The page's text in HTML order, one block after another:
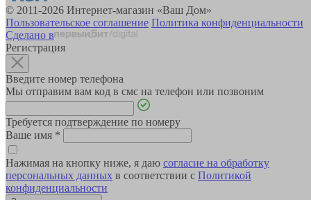
© 2011-2026 Интернет-магазин «Ваш Дом»
Пользовательское соглашение Политика конфиденциальности
Сделано в
Регистрация
Введите номер телефона
Мы отправим вам код в смс на телефон или позвоним
Требуется подтверждение по номеру
Ваше имя *
Нажимая на кнопку ниже, я даю согласие на обработку
персональных данных в соответствии с Политикой
конфиденциальности